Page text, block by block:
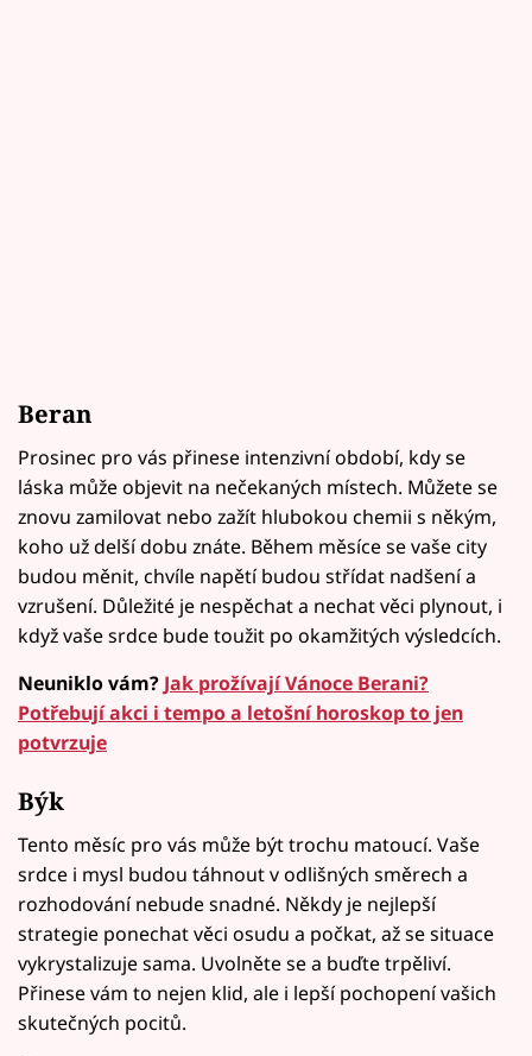
Beran
Prosinec pro vás přinese intenzivní období, kdy se
láska může objevit na nečekaných místech. Můžete se
znovu zamilovat nebo zažít hlubokou chemii s někým,
koho už delší dobu znáte. Během měsíce se vaše city
budou měnit, chvíle napětí budou střídat nadšení a
vzrušení. Důležité je nespěchat a nechat věci plynout, i
když vaše srdce bude toužit po okamžitých výsledcích.
Neuniklo vám? Jak prožívají Vánoce Berani?
Potřebují akci i tempo a letošní horoskop to jen
potvrzuje
Býk
Tento měsíc pro vás může být trochu matoucí. Vaše
srdce i mysl budou táhnout v odlišných směrech a
rozhodování nebude snadné. Někdy je nejlepší
strategie ponechat věci osudu a počkat, až se situace
vykrystalizuje sama. Uvolněte se a buďte trpěliví.
Přinese vám to nejen klid, ale i lepší pochopení vašich
skutečných pocitů.